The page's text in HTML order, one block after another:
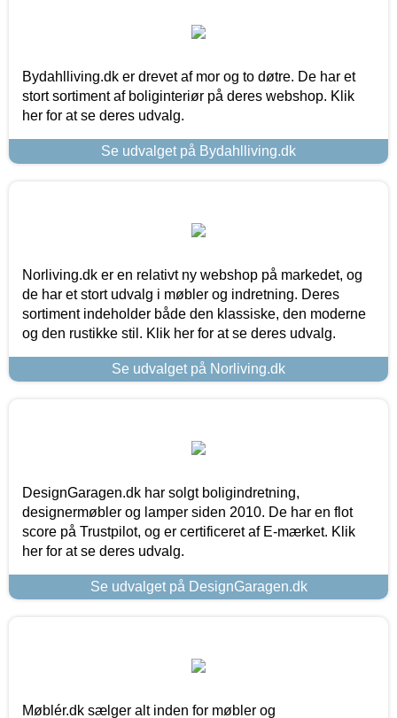
Bydahlliving.dk er drevet af mor og to døtre. De har et
stort sortiment af boliginteriør på deres webshop. Klik
her for at se deres udvalg.
Se udvalget på Bydahlliving.dk
Norliving.dk er en relativt ny webshop på markedet, og
de har et stort udvalg i møbler og indretning. Deres
sortiment indeholder både den klassiske, den moderne
og den rustikke stil. Klik her for at se deres udvalg.
Se udvalget på Norliving.dk
DesignGaragen.dk har solgt boligindretning,
designermøbler og lamper siden 2010. De har en flot
score på Trustpilot, og er certificeret af E-mærket. Klik
her for at se deres udvalg.
Se udvalget på DesignGaragen.dk
Møblér.dk sælger alt inden for møbler og